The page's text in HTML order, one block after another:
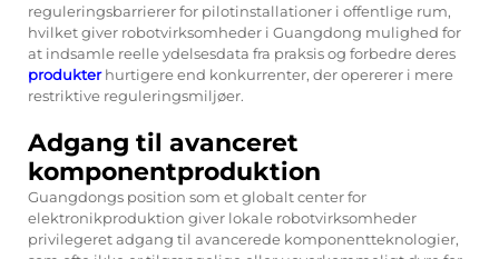
reguleringsbarrierer for pilotinstallationer i offentlige rum,
hvilket giver robotvirksomheder i Guangdong mulighed for
at indsamle reelle ydelsesdata fra praksis og forbedre deres
produkterhurtigere end konkurrenter, der opererer i mere
restriktive reguleringsmiljøer.
Adgang til avanceret
komponentproduktion
Guangdongs position som et globalt center for
elektronikproduktion giver lokale robotvirksomheder
privilegeret adgang til avancerede komponentteknologier,